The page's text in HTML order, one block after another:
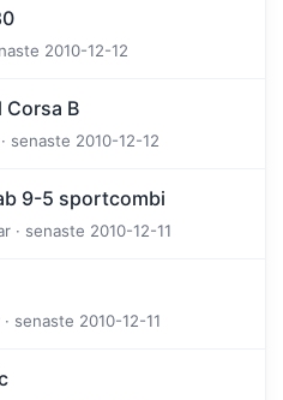
2010-12-12
Corsa B
senaste 2010-12-12
9-5 sportcombi
· senaste 2010-12-11
senaste 2010-12-11